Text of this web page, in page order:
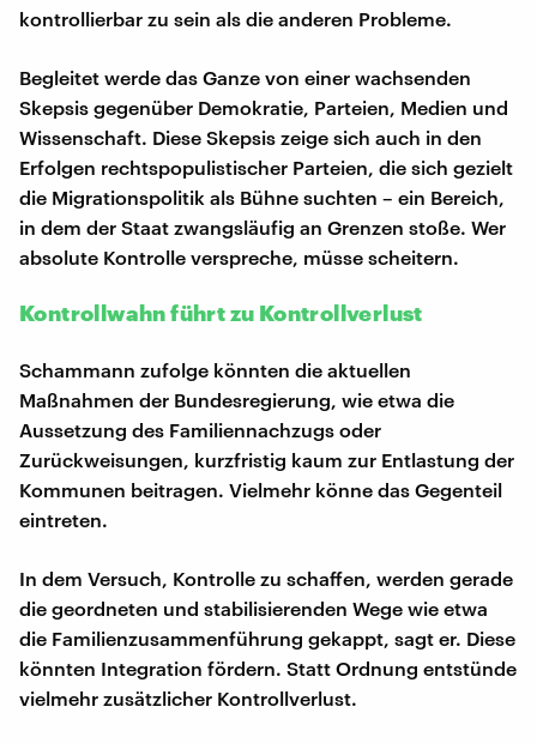
kontrollierbar zu sein als die anderen Probleme.
Begleitet werde das Ganze von einer wachsenden
Skepsis gegenüber Demokratie, Parteien, Medien und
Wissenschaft. Diese Skepsis zeige sich auch in den
Erfolgen rechtspopulistischer Parteien, die sich gezielt
die Migrationspolitik als Bühne suchten – ein Bereich,
in dem der Staat zwangsläufig an Grenzen stoße. Wer
absolute Kontrolle verspreche, müsse scheitern.
Kontrollwahn führt zu Kontrollverlust
Schammann zufolge könnten die aktuellen
Maßnahmen der Bundesregierung, wie etwa die
Aussetzung des Familiennachzugs oder
Zurückweisungen, kurzfristig kaum zur Entlastung der
Kommunen beitragen. Vielmehr könne das Gegenteil
eintreten.
In dem Versuch, Kontrolle zu schaffen, werden gerade
die geordneten und stabilisierenden Wege wie etwa
die Familienzusammenführung gekappt, sagt er. Diese
könnten Integration fördern. Statt Ordnung entstünde
vielmehr zusätzlicher Kontrollverlust.